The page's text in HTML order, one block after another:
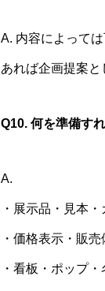
A. 内容によって
あれば企画提案と
Q10. 何を準備す
A.
・展示品・見本
・価格表示・販売
・看板・ポップ・